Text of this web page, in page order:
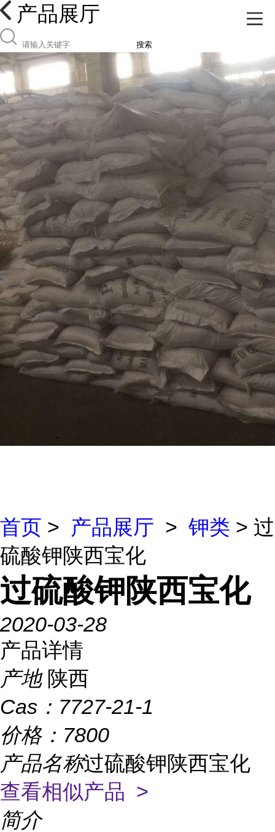
产品展厅
搜索
首页 > 产品展厅 > 钾类 > 过
硫酸钾陕西宝化
过硫酸钾陕西宝化
2020-03-28
产品详情
产地 陕西
Cas： 7727-21-1
价格： 7800
产品名称过硫酸钾陕西宝化
查看相似产品 >
简介